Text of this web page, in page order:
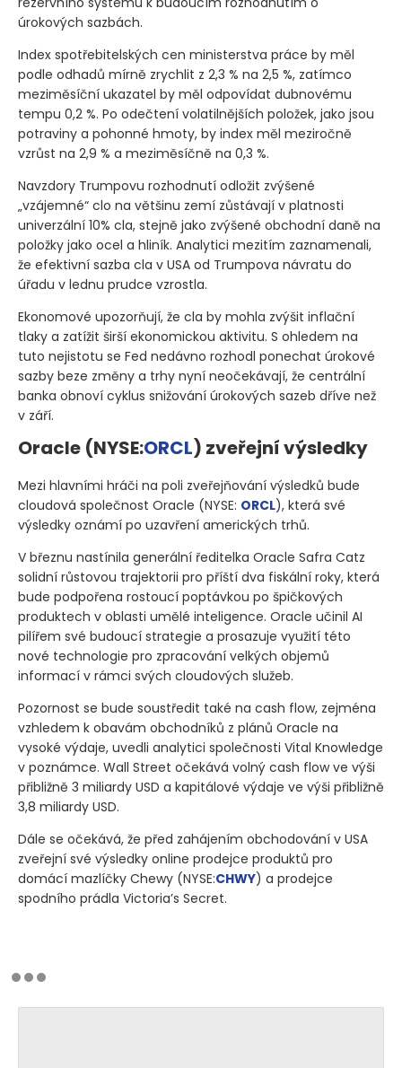
úrokových sazbách.
Index spotřebitelských cen ministerstva práce by měl
podle odhadů mírně zrychlit z 2,3 % na 2,5 %, zatímco
meziměsíční ukazatel by měl odpovídat dubnovému
tempu 0,2 %. Po odečtení volatilnějších položek, jako jsou
potraviny a pohonné hmoty, by index měl meziročně
vzrůst na 2,9 % a meziměsíčně na 0,3 %.
Navzdory Trumpovu rozhodnutí odložit zvýšené
„vzájemné“ clo na většinu zemí zůstávají v platnosti
univerzální 10% cla, stejně jako zvýšené obchodní daně na
položky jako ocel a hliník. Analytici mezitím zaznamenali,
že efektivní sazba cla v USA od Trumpova návratu do
úřadu v lednu prudce vzrostla.
Ekonomové upozorňují, že cla by mohla zvýšit inflační
tlaky a zatížit širší ekonomickou aktivitu. S ohledem na
tuto nejistotu se Fed nedávno rozhodl ponechat úrokové
sazby beze změny a trhy nyní neočekávají, že centrální
banka obnoví cyklus snižování úrokových sazeb dříve než
v září.
Oracle (NYSE:ORCL) zveřejní výsledky
Mezi hlavními hráči na poli zveřejňování výsledků bude
cloudová společnost Oracle (NYSE: ORCL), která své
výsledky oznámí po uzavření amerických trhů.
V březnu nastínila generální ředitelka Oracle Safra Catz
solidní růstovou trajektorii pro příští dva fiskální roky, která
bude podpořena rostoucí poptávkou po špičkových
produktech v oblasti umělé inteligence. Oracle učinil AI
pilířem své budoucí strategie a prosazuje využití této
nové technologie pro zpracování velkých objemů
informací v rámci svých cloudových služeb.
Pozornost se bude soustředit také na cash flow, zejména
vzhledem k obavám obchodníků z plánů Oracle na
vysoké výdaje, uvedli analytici společnosti Vital Knowledge
v poznámce. Wall Street očekává volný cash flow ve výši
přibližně 3 miliardy USD a kapitálové výdaje ve výši přibližně
3,8 miliardy USD.
Dále se očekává, že před zahájením obchodování v USA
zveřejní své výsledky online prodejce produktů pro
domácí mazlíčky Chewy (NYSE:CHWY) a prodejce
spodního prádla Victoria’s Secret.